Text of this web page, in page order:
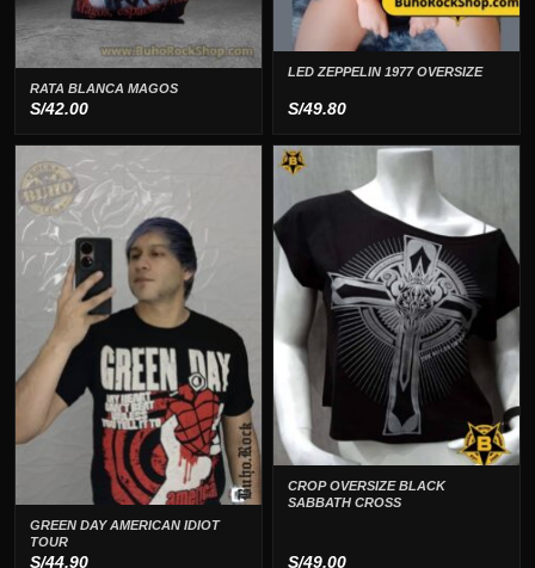
RATA BLANCA MAGOS
S/42.00
LED ZEPPELIN 1977 OVERSIZE
S/49.80
GREEN DAY AMERICAN IDIOT
TOUR
S/44.90
CROP OVERSIZE BLACK
SABBATH CROSS
S/49.00